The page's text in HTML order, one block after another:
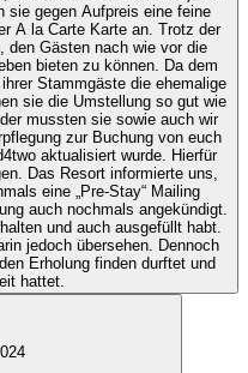
sie gegen Aufpreis eine feine
A la Carte Karte an. Trotz der
den Gästen nach wie vor die
bieten zu können. Da dem
Stammgäste die ehemalige
sie die Umstellung so gut wie
mussten sie sowie auch wir
zur Buchung von euch
aktualisiert wurde. Hierfür
Das Resort informierte uns,
eine „Pre-Stay“ Mailing
auch nochmals angekündigt.
und auch ausgefüllt habt.
jedoch übersehen. Dennoch
Erholung finden durftet und
hattet.